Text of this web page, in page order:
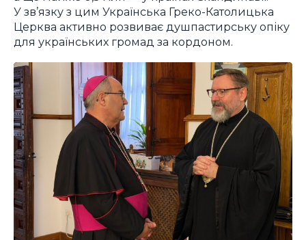
У зв’язку з цим Українська Греко-Католицька
Церква активно розвиває душпастирську опіку
для українських громад за кордоном.